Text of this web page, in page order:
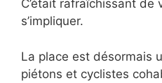
C’était rafraîchissant de
s’impliquer.
La place est désormais
piétons et cyclistes